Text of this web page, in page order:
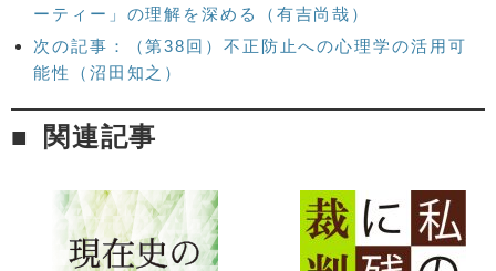
ーティー」の理解を深める（有吉尚哉）
次の記事：（第38回）不正防止への心理学の活用可
能性（沼田知之）
関連記事